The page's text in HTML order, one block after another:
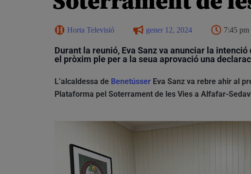
Horta Televisió gener 12, 2024 7:45 pm
Durant la reunió, Eva Sanz va anunciar la
el pròxim ple per a la seua aprovació una
L’alcaldessa de Benetússer Eva Sanz va rebre ahir al
Plataforma pel Soterrament de les Vies a Alfafar-